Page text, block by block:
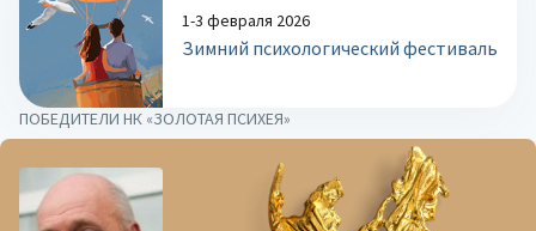
1-3 февраля 2026
Зимний психологический фестиваль
ПОБЕДИТЕЛИ НК «ЗОЛОТАЯ ПСИХЕЯ»